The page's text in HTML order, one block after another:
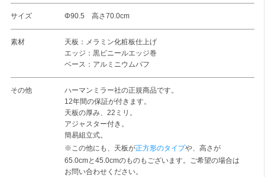
サイズ Φ90.5 高さ70.0cm
素材
天板：メラミン化粧板仕上げ
エッジ：黒ビニールエッジ巻
ベース：アルミニウムバフ
その他
ハーマンミラー社の正規商品です。
12年間の保証が付きます。
天板の厚み、22ミリ。
アジャスター付き。
簡易組立式。
※この他にも、天板が正方形のタイプや、高さが
65.0cmと45.0cmのものもございます。ご希望の場合は
お問い合わせください。